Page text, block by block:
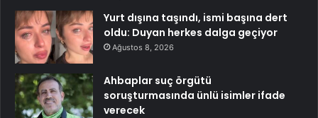
Yurt dışına taşındı, ismi başına dert
oldu: Duyan herkes dalga geçiyor
Ağustos 8, 2026
Ahbaplar suç örgütü
soruşturmasında ünlü isimler ifade
verecek